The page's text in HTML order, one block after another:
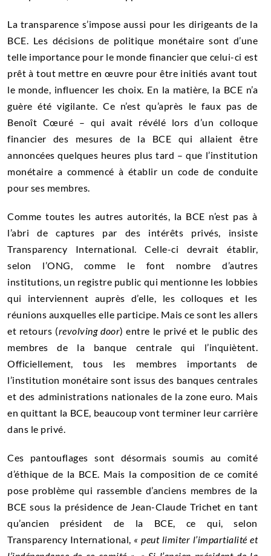
La transparence s’impose aussi pour les dirigeants de la
BCE. Les décisions de politique monétaire sont d’une
telle importance pour le monde financier que celui-ci est
prêt à tout mettre en œuvre pour être initiés avant tout
le monde, influencer les choix. En la matière, la BCE n’a
guère été vigilante. Ce n’est qu’après le faux pas de
Benoît Cœuré – qui avait révélé lors d’un colloque
financier des mesures de la BCE qui allaient être
annoncées quelques heures plus tard – que l’institution
monétaire a commencé à établir un code de conduite
pour ses membres.
Comme toutes les autres autorités, la BCE n’est pas à
l’abri de captures par des intérêts privés, insiste
Transparency International. Celle-ci devrait établir,
selon l’ONG, comme le font nombre d’autres
institutions, un registre public qui mentionne les lobbies
qui interviennent auprès d’elle, les colloques et les
réunions auxquelles elle participe. Mais ce sont les allers
et retours (revolving door) entre le privé et le public des
membres de la banque centrale qui l’inquiètent.
Officiellement, tous les membres importants de
l’institution monétaire sont issus des banques centrales
et des administrations nationales de la zone euro. Mais
en quittant la BCE, beaucoup vont terminer leur carrière
dans le privé.
Ces pantouflages sont désormais soumis au comité
d’éthique de la BCE. Mais la composition de ce comité
pose problème qui rassemble d’anciens membres de la
BCE sous la présidence de Jean-Claude Trichet en tant
qu’ancien président de la BCE, ce qui, selon
Transparency International, « peut limiter l’impartialité et